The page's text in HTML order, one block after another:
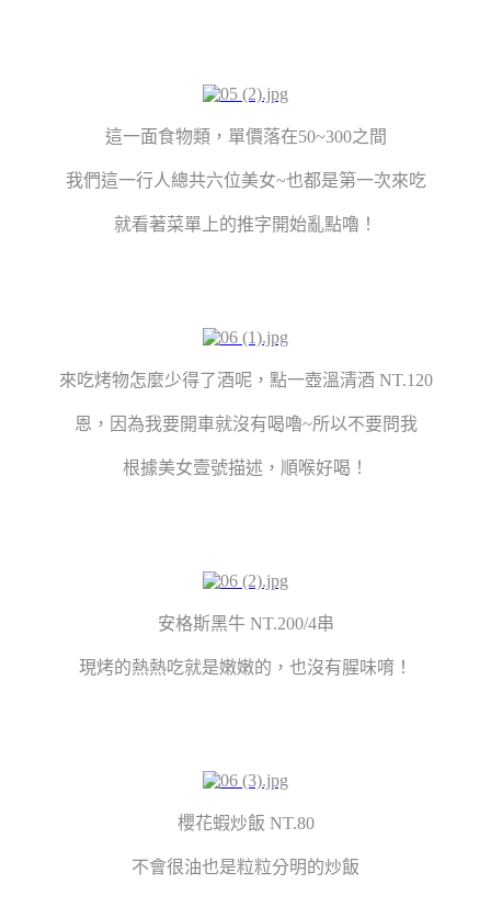
這一面食物類，單價落在50~300之間
我們這一行人總共六位美女~也都是第一次來吃
就看著菜單上的推字開始亂點嚕！
來吃烤物怎麼少得了酒呢，點一壺溫清酒 NT.120
恩，因為我要開車就沒有喝嚕~所以不要問我
根據美女壹號描述，順喉好喝！
安格斯黑牛 NT.200/4串
現烤的熱熱吃就是嫩嫩的，也沒有腥味唷！
櫻花蝦炒飯 NT.80
不會很油也是粒粒分明的炒飯